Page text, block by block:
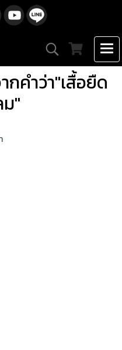
กคำว่า"เสื้อยืด
"